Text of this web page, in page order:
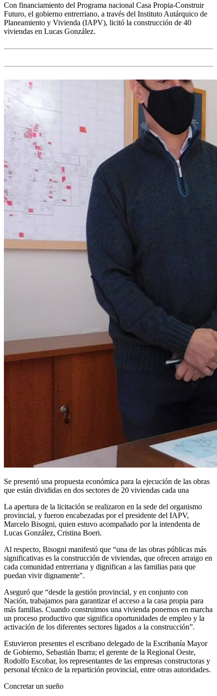
Con financiamiento del Programa nacional Casa Propia-Construir
Futuro, el gobierno entrerriano, a través del Instituto Autárquico de
Planeamiento y Vivienda (IAPV), licitó la construcción de 40
viviendas en Lucas González.
Se presentó una propuesta económica para la ejecución de las obras
que están divididas en dos sectores de 20 viviendas cada una
La apertura de la licitación se realizaron en la sede del organismo
provincial, y fueron encabezadas por el presidente del IAPV,
Marcelo Bisogni, quien estuvo acompañado por la intendenta de
Lucas González, Cristina Boeri.
Al respecto, Bisogni manifestó que “una de las obras públicas más
significativas es la construcción de viviendas, que ofrecen arraigo en
cada comunidad entrerriana y dignifican a las familias para que
puedan vivir dignamente".
Aseguró que “desde la gestión provincial, y en conjunto con
Nación, trabajamos para garantizar el acceso a la casa propia para
más familias. Cuando construimos una vivienda ponemos en marcha
un proceso productivo que significa oportunidades de empleo y la
activación de los diferentes sectores ligados a la construcción”.
Estuvieron presentes el escribano delegado de la Escribanía Mayor
de Gobierno, Sebastián Ibarra; el gerente de la Regional Oeste,
Rodolfo Escobar, los representantes de las empresas constructoras y
personal técnico de la repartición provincial, entre otras autoridades.
Concretar un sueño